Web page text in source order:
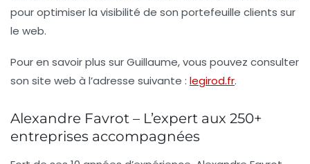
pour optimiser la visibilité de son portefeuille clients sur
le web.
Pour en savoir plus sur Guillaume, vous pouvez consulter
son site web à l’adresse suivante : legirod.fr.
Alexandre Favrot – L’expert aux 250+
entreprises accompagnées